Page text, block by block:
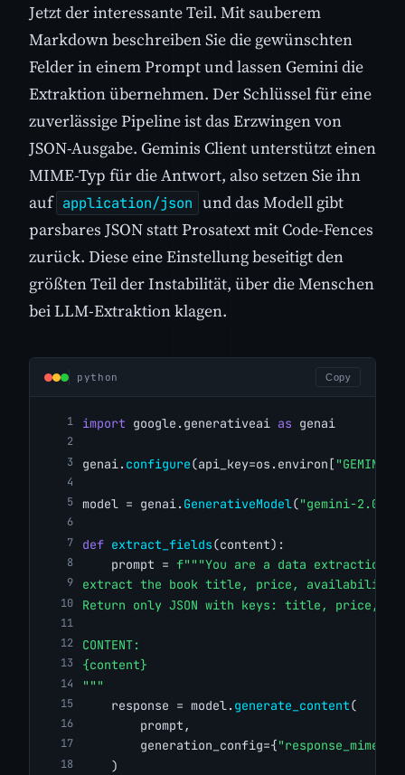
Jetzt der interessante Teil. Mit sauberem
Markdown beschreiben Sie die gewünschten
Felder in einem Prompt und lassen Gemini die
Extraktion übernehmen. Der Schlüssel für eine
zuverlässige Pipeline ist das Erzwingen von
JSON-Ausgabe. Geminis Client unterstützt einen
MIME-Typ für die Antwort, also setzen Sie ihn
auf application/json und das Modell gibt
parsbares JSON statt Prosatext mit Code-Fences
zurück. Diese eine Einstellung beseitigt den
größten Teil der Instabilität, über die Menschen
bei LLM-Extraktion klagen.
python Copy
import google.generativeai as genai
genai. configure(api_key=os.environ[
model = genai. GenerativeModel("gemini-2.0-
def extract_fields(content):
    prompt =
f"""You are a data extraction
extract the book title, price, availability,
Return only JSON with keys: title, price,
CONTENT:
{content}
"""
    response = model.
generate_content(
        prompt,
        generation_config={
    )